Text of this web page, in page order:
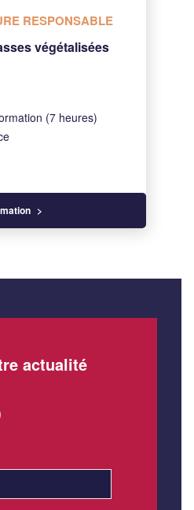
RESPONSABLE
végétalisées
(7 heures)
actualité